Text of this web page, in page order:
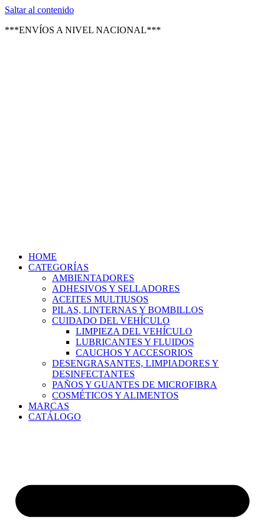
Texsal Venezuela –
Saltar al contenido
***ENVÍOS A NIVEL NACIONAL***
HOME
CATEGORÍAS
AMBIENTADORES
ADHESIVOS Y SELLADORES
ACEITES MULTIUSOS
PILAS, LINTERNAS Y BOMBILLOS
CUIDADO DEL VEHÍCULO
LIMPIEZA DEL VEHÍCULO
LUBRICANTES Y FLUIDOS
CAUCHOS Y ACCESORIOS
DESENGRASANTES, LIMPIADORES Y
DESINFECTANTES
PAÑOS Y GUANTES DE MICROFIBRA
COSMÉTICOS Y ALIMENTOS
MARCAS
CATÁLOGO